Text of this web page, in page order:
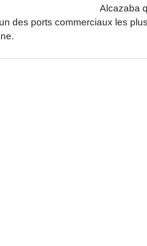
Alcazaba
des ports commerciaux les